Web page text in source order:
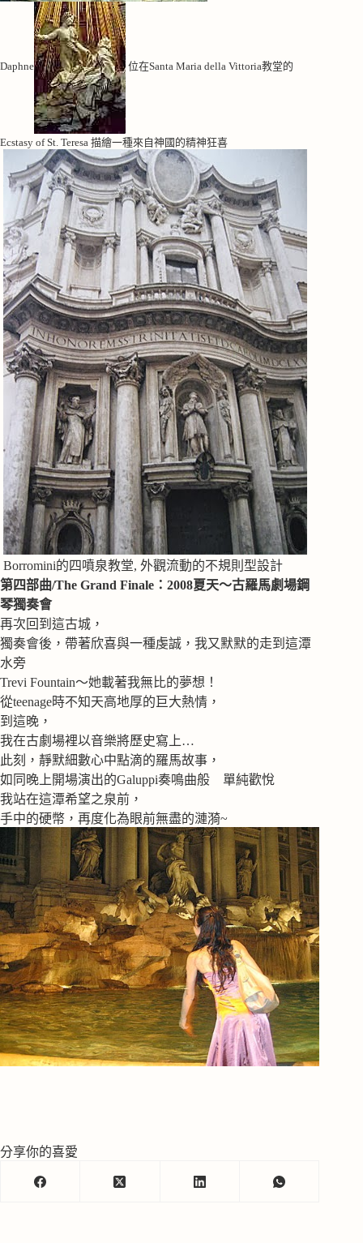
Daphne 位在Santa Maria della Vittoria教堂的
Ecstasy of St. Teresa 描繪一種來自神國的精神狂喜
Borromini的四噴泉教堂, 外觀流動的不規則型設計
第四部曲/The Grand Finale：2008夏天～古羅馬劇場鋼
琴獨奏會
再次回到這古城，
獨奏會後，帶著欣喜與一種虔誠，我又默默的走到這潭
水旁
Trevi Fountain～她載著我無比的夢想！
從teenage時不知天高地厚的巨大熱情，
到這晚，
我在古劇場裡以音樂將歷史寫上…
此刻，靜默細數心中點滴的羅馬故事，
如同晚上開場演出的Galuppi奏鳴曲般 單純歡悅
我站在這潭希望之泉前，
手中的硬幣，再度化為眼前無盡的漣漪~
分享你的喜愛